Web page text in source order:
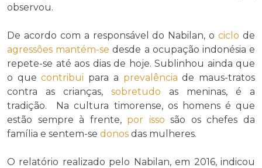
observou.
De acordo com a responsável do Nabilan, ociclo de
agressões mantém-se desde a ocupação indonésia e
repete-se até aos dias de hoje. Sublinhou ainda que
o quecontribui para a prevalência de maus-tratos
contra as crianças, sobretudo as meninas, é a
tradição. Na cultura timorense, os homens é que
estão sempre à frente, por isso são os chefes da
família e sentem-se donos das mulheres.
O relatório realizado pelo Nabilan, em 2016, indicou